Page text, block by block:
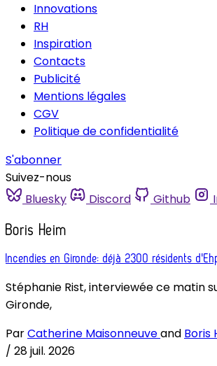
Innovations
RH
Inspiration
Contacts
Publicité
Mentions légales
CGV
Politique de confidentialité
S'abonner
Suivez-nous
Bluesky
Discord Github
Boris Heim
Incendies en Gironde: déjà 2300 résidents
Stéphanie Rist, interviewée ce matin
Gironde,
ParCatherine Maisonneuveand Boris
/ 28 juil. 2026